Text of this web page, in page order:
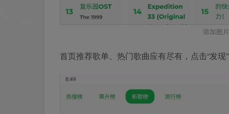
添加图
首页推荐歌单、热门歌曲应有尽有，点击“发